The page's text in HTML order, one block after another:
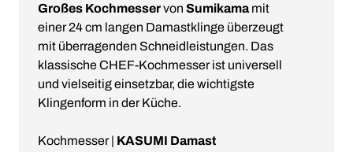
Großes Kochmesservon Sumikamamit
einer 24 cm langen Damastklinge überzeugt
mit überragenden Schneidleistungen. Das
klassische CHEF-Kochmesser ist universell
und vielseitig einsetzbar, die wichtigste
Klingenform in der Küche.
Kochmesser | KASUMI Damast